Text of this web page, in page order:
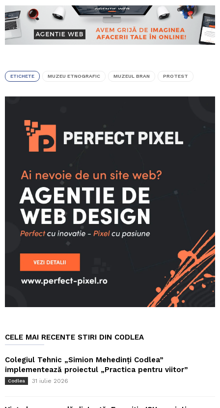
ETICHETE MUZEU ETNOGRAFIC MUZEUL BRAN PROTEST
CELE MAI RECENTE STIRI DIN CODLEA
Colegiul Tehnic „Simion Mehedinți Codlea”
implementează proiectul „Practica pentru viitor”
Codlea 31 iulie 2026